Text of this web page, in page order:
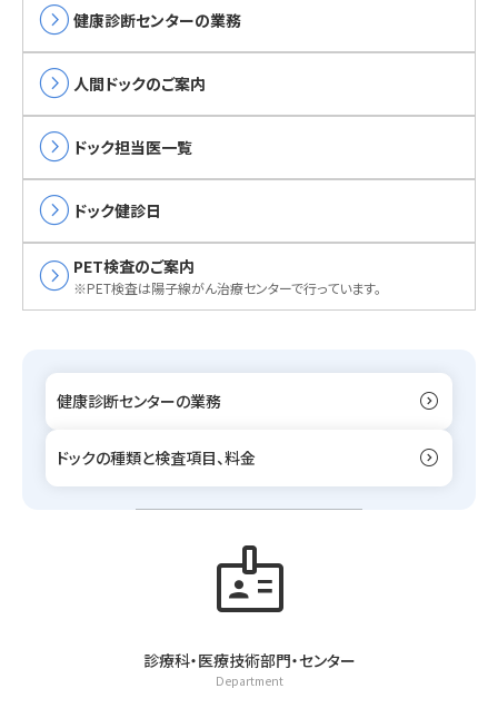
expand_circle_right 健康診断センターの業務
expand_circle_right 人間ドックのご案内
expand_circle_right ドック担当医一覧
expand_circle_right ドック健診日
expand_circle_right PET検査のご案内
※PET検査は陽子線がん治療センターで行っています。
健康診断センターの業務 expand_circle_right
ドックの種類と検査項目、料金 expand_circle_right
badge
診療科・医療技術部門・センター
Department